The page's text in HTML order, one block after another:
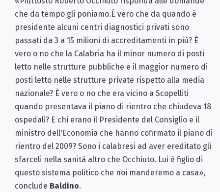
che da tempo gli poniamo.È vero che da quando è
presidente alcuni centri diagnostici privati sono
passati da 3 a 15 milioni di accreditamenti in più? È
vero o no che la Calabria ha il minor numero di posti
letto nelle strutture pubbliche e il maggior numero di
posti letto nelle strutture private rispetto alla media
nazionale? È vero o no che era vicino a Scopelliti
quando presentava il piano di rientro che chiudeva 18
ospedali? E chi erano il Presidente del Consiglio e il
ministro dell'Economia che hanno cofirmato il piano di
rientro del 2009? Sono i calabresi ad aver ereditato gli
sfarceli nella sanità altro che Occhiuto. Lui è figlio di
questo sistema politico che noi manderemo a casa»,
conclude Baldino.